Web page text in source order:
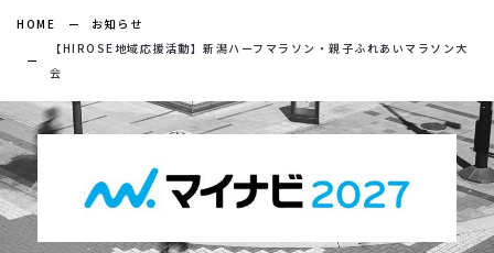
HOME
お知らせ
【HIROSE地域応援活動】新潟ハーフマラソン・親子ふれあいマラソン大
会